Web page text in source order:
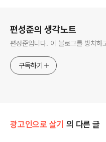
편성준의 생각노트
편성준입니다. 이 블로그를 방치하
구독하기
광고인으로 살기 의 다른 글